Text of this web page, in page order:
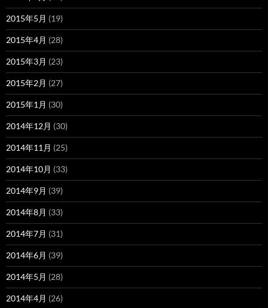
2015年5月 (19)
2015年4月 (28)
2015年3月 (23)
2015年2月 (27)
2015年1月 (30)
2014年12月 (30)
2014年11月 (25)
2014年10月 (33)
2014年9月 (39)
2014年8月 (33)
2014年7月 (31)
2014年6月 (39)
2014年5月 (28)
2014年4月 (26)